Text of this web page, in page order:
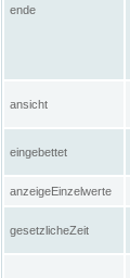
ende
ansicht
eingebettet
anzeigeEinzelwerte
gesetzlicheZeit